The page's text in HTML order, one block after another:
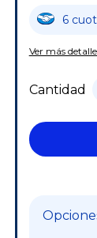
6
Ver más
Cantidad